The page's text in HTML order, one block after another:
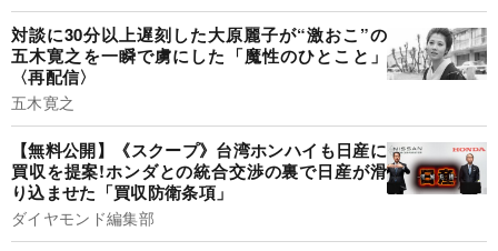
対談に30分以上遅刻した大原麗子が“激おこ”の
五木寛之を一瞬で虜にした「魔性のひとこと」
〈再配信〉
五木寛之
【無料公開】《スクープ》台湾ホンハイも日産に
買収を提案!ホンダとの統合交渉の裏で日産が滑
り込ませた「買収防衛条項」
ダイヤモンド編集部